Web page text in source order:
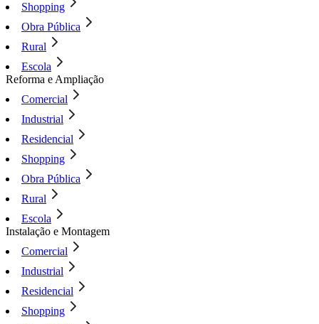
Shopping
Obra Pública
Rural
Escola
Reforma e Ampliação
Comercial
Industrial
Residencial
Shopping
Obra Pública
Rural
Escola
Instalação e Montagem
Comercial
Industrial
Residencial
Shopping